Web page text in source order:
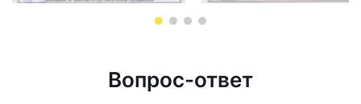
Вопрос-ответ